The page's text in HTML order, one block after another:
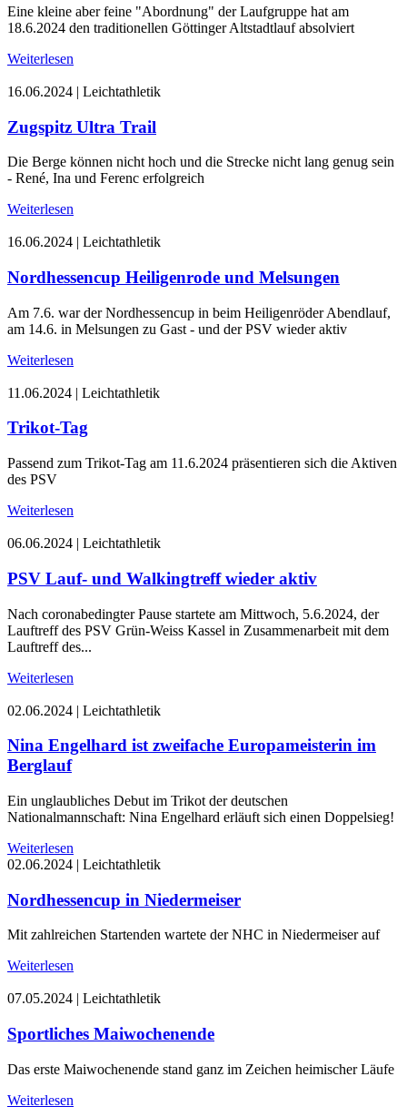
Eine kleine aber feine "Abordnung" der Laufgruppe hat am
18.6.2024 den traditionellen Göttinger Altstadtlauf absolviert
Weiterlesen
16.06.2024 | Leichtathletik
Zugspitz Ultra Trail
Die Berge können nicht hoch und die Strecke nicht lang genug sein
- René, Ina und Ferenc erfolgreich
Weiterlesen
16.06.2024 | Leichtathletik
Nordhessencup Heiligenrode und Melsungen
Am 7.6. war der Nordhessencup in beim Heiligenröder Abendlauf,
am 14.6. in Melsungen zu Gast - und der PSV wieder aktiv
Weiterlesen
11.06.2024 | Leichtathletik
Trikot-Tag
Passend zum Trikot-Tag am 11.6.2024 präsentieren sich die Aktiven
des PSV
Weiterlesen
06.06.2024 | Leichtathletik
PSV Lauf- und Walkingtreff wieder aktiv
Nach coronabedingter Pause startete am Mittwoch, 5.6.2024, der
Lauftreff des PSV Grün-Weiss Kassel in Zusammenarbeit mit dem
Lauftreff des...
Weiterlesen
02.06.2024 | Leichtathletik
Nina Engelhard ist zweifache Europameisterin im
Berglauf
Ein unglaubliches Debut im Trikot der deutschen
Nationalmannschaft: Nina Engelhard erläuft sich einen Doppelsieg!
Weiterlesen
02.06.2024 | Leichtathletik
Nordhessencup in Niedermeiser
Mit zahlreichen Startenden wartete der NHC in Niedermeiser auf
Weiterlesen
07.05.2024 | Leichtathletik
Sportliches Maiwochenende
Das erste Maiwochenende stand ganz im Zeichen heimischer Läufe
Weiterlesen